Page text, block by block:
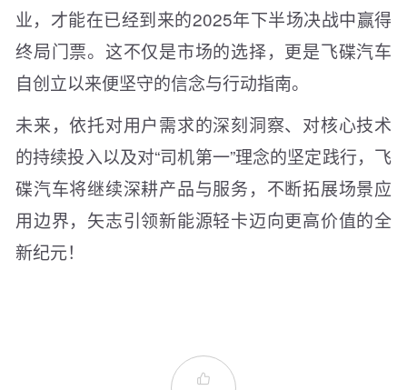
业，才能在已经到来的2025年下半场决战中赢得
终局门票。这不仅是市场的选择，更是飞碟汽车
自创立以来便坚守的信念与行动指南。
未来，依托对用户需求的深刻洞察、对核心技术
的持续投入以及对“司机第一”理念的坚定践行，飞
碟汽车将继续深耕产品与服务，不断拓展场景应
用边界，矢志引领新能源轻卡迈向更高价值的全
新纪元！
